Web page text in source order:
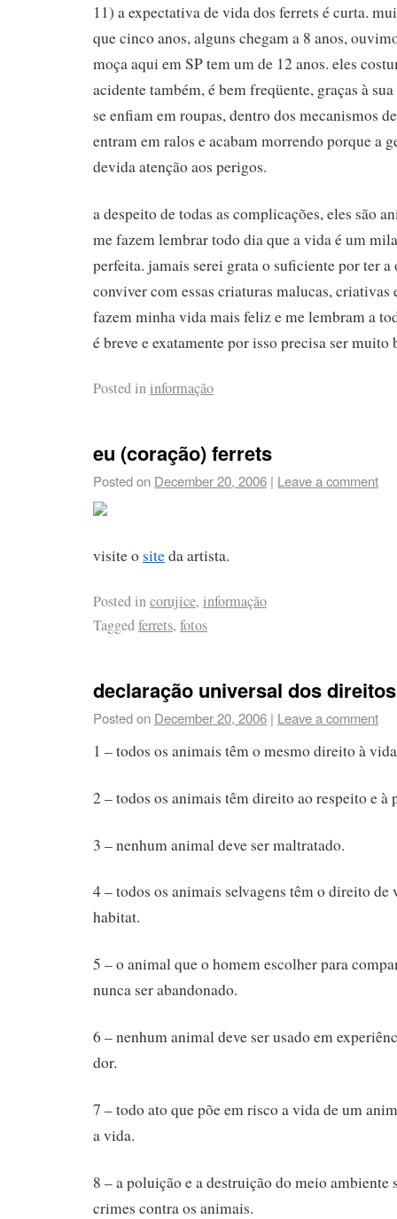
11) a expectativa de vida dos ferrets é curta.
que cinco anos, alguns chegam a 8 anos,
moça aqui em SP tem um de 12 anos. eles
acidente também, é bem freqüente, graças à
se enfiam em roupas, dentro dos mecanismos
entram em ralos e acabam morrendo porque a
devida atenção aos perigos.
a despeito de todas as complicações, eles são
me fazem lembrar todo dia que a vida é um
perfeita. jamais serei grata o suficiente por ter
conviver com essas criaturas malucas, criativas
fazem minha vida mais feliz e me lembram a
é breve e exatamente por isso precisa ser
Posted ininformação
eu (coração) ferrets
Posted on December 20, 2006 | Leave a comment
visite o siteda artista.
Posted incorujice, informação
Taggedferrets, fotos
declaração universal dos
Posted on December 20, 2006 | Leave a comment
1 – todos os animais têm o mesmo direito à
2 – todos os animais têm direito ao respeito e à
3 – nenhum animal deve ser maltratado.
4 – todos os animais selvagens têm o direito
habitat.
5 – o animal que o homem escolher para
nunca ser abandonado.
6 – nenhum animal deve ser usado em
dor.
7 – todo ato que põe em risco a vida de um
a vida.
8 – a poluição e a destruição do meio ambiente
crimes contra os animais.